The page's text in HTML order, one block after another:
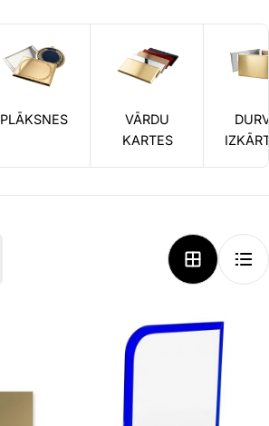
PLĀKSNES
VĀRDU
KARTES